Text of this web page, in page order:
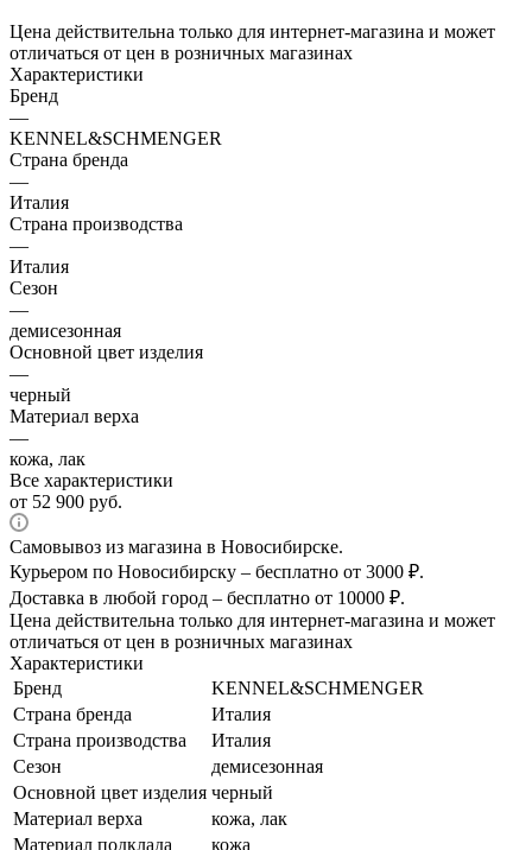
Цена действительна только для интернет-магазина и может
отличаться от цен в розничных магазинах
Характеристики
Бренд
—
KENNEL&SCHMENGER
Страна бренда
—
Италия
Страна производства
—
Италия
Сезон
—
демисезонная
Основной цвет изделия
—
черный
Материал верха
—
кожа, лак
Все характеристики
от 52 900 руб.
Самовывоз из магазина в Новосибирске.
Курьером по Новосибирску – бесплатно от 3000 ₽.
Доставка в любой город – бесплатно от 10000 ₽.
Цена действительна только для интернет-магазина и может
отличаться от цен в розничных магазинах
Характеристики
Бренд
KENNEL&SCHMENGER
Страна бренда
Италия
Страна производства
Италия
Сезон
демисезонная
Основной цвет изделия черный
Материал верха
кожа, лак
Материал подклада
кожа